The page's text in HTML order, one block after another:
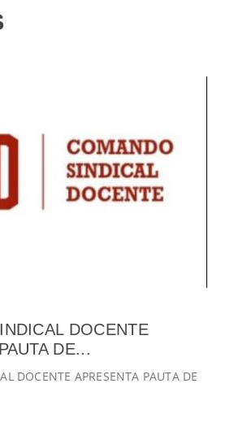
DOCENTE
DE...
DOCENTE APRESENTA PAUTA DE